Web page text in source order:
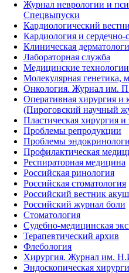
Журнал неврологии и
Спецвыпуски
Кардиологический
Кардиология и сердечно-
Клиническая
Лабораторная служба
Медицинские
Молекулярная генетика,
Онкология. Журнал им.
Оперативная хирургия и
(Пироговский научный
Пластическая хирургия и
Проблемы репродукции
Проблемы
Профилактическая
Респираторная медицина
Российская ринология
Российская стоматология
Российский вестник
Российский журнал боли
Стоматология
Судебно-медицинская
Терапевтический архив
Флебология
Хирургия. Журнал им.
Эндоскопическая